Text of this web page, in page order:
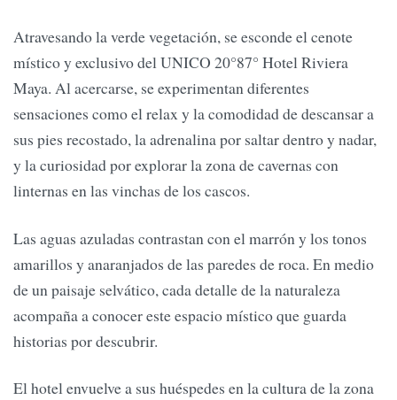
Atravesando la verde vegetación, se esconde el cenote
místico y exclusivo del UNICO 20°87° Hotel Riviera
Maya. Al acercarse, se experimentan diferentes
sensaciones como el relax y la comodidad de descansar a
sus pies recostado, la adrenalina por saltar dentro y nadar,
y la curiosidad por explorar la zona de cavernas con
linternas en las vinchas de los cascos.
Las aguas azuladas contrastan con el marrón y los tonos
amarillos y anaranjados de las paredes de roca. En medio
de un paisaje selvático, cada detalle de la naturaleza
acompaña a conocer este espacio místico que guarda
historias por descubrir.
El hotel envuelve a sus huéspedes en la cultura de la zona